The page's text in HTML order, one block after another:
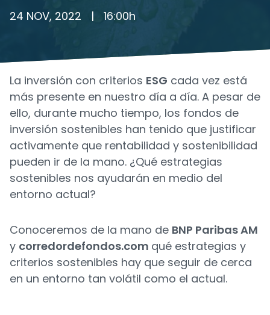
24 NOV, 2022
| 16:00h
La inversión con criterios ESG cada vez está
más presente en nuestro día a día. A pesar de
ello, durante mucho tiempo, los fondos de
inversión sostenibles han tenido que justificar
activamente que rentabilidad y sostenibilidad
pueden ir de la mano. ¿Qué estrategias
sostenibles nos ayudarán en medio del
entorno actual?
Conoceremos de la mano de BNP Paribas AM
y corredordefondos.com qué estrategias y
criterios sostenibles hay que seguir de cerca
en un entorno tan volátil como el actual.